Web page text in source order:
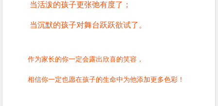
当活泼的孩子更张弛有度了；
当沉默的孩子对舞台跃跃欲试了。
作为家长的你一定会露出欣喜的笑容，
相信你一定也愿在孩子的生命中为他添加更多色彩！